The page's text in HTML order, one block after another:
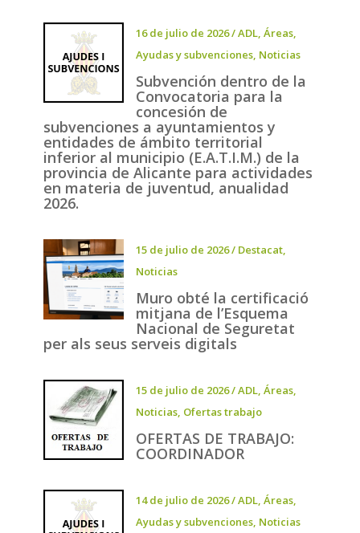
16 de julio de 2026/ADL, Áreas,
Ayudas y subvenciones, Noticias
Subvención dentro de la
Convocatoria para la
concesión de
subvenciones a ayuntamientos y
entidades de ámbito territorial
inferior al municipio (E.A.T.I.M.) de la
provincia de Alicante para actividades
en materia de juventud, anualidad
2026.
15 de julio de 2026/ Destacat,
Noticias
Muro obté la certificació
mitjana de l’Esquema
Nacional de Seguretat
per als seus serveis digitals
15 de julio de 2026/ADL, Áreas,
Noticias, Ofertas trabajo
OFERTAS DE TRABAJO:
COORDINADOR
14 de julio de 2026/ADL, Áreas,
Ayudas y subvenciones, Noticias